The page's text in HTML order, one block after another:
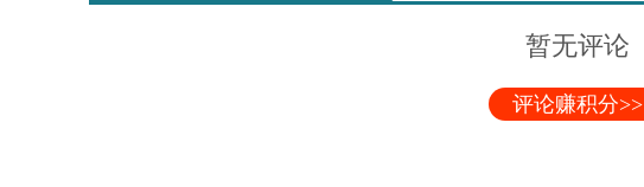
暂无评论
评论赚积分>>